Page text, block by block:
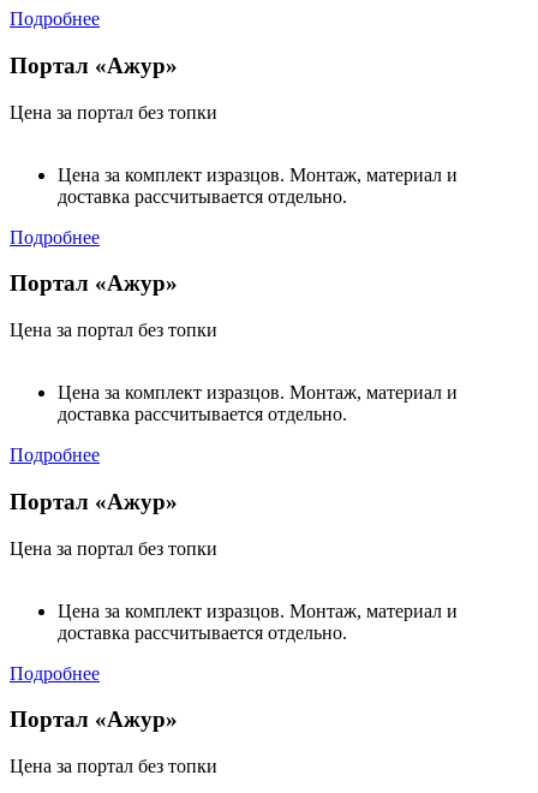
Подробнее
Портал «Ажур»
Цена за портал без топки
Цена за комплект изразцов. Монтаж, материал и
доставка рассчитывается отдельно.
Подробнее
Портал «Ажур»
Цена за портал без топки
Цена за комплект изразцов. Монтаж, материал и
доставка рассчитывается отдельно.
Подробнее
Портал «Ажур»
Цена за портал без топки
Цена за комплект изразцов. Монтаж, материал и
доставка рассчитывается отдельно.
Подробнее
Портал «Ажур»
Цена за портал без топки